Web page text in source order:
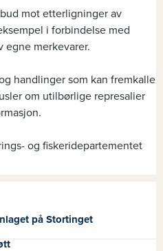
mot etterligninger av
i forbindelse med
egne merkevarer.
handlinger som kan fremkalle
om utilbørlige represalier
og fiskeridepartementet
på Stortinget